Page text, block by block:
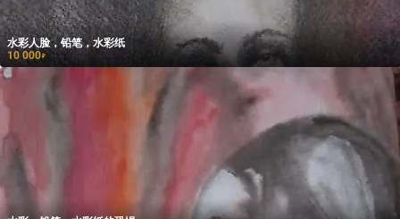
水彩人脸，铅笔，水彩纸
10 000₽